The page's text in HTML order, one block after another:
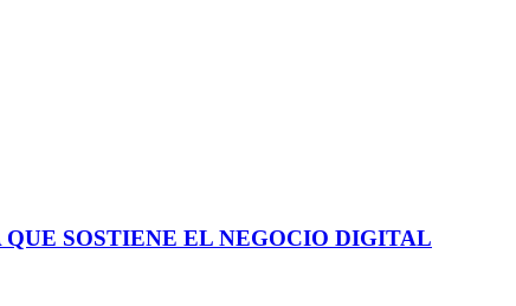
SOSTIENE EL NEGOCIO DIGITAL